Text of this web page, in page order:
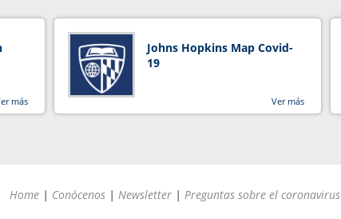
más
Johns Hopkins Map Covid-
19
Ver más
Home | Conócenos | Newsletter | Preguntas sobre el coronavirus